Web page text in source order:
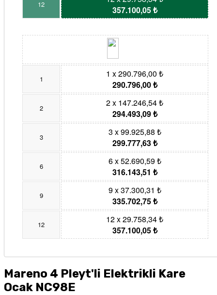
12
357.100,05 ₺
1
1 x 290.796,00 ₺
290.796,00 ₺
2
2 x 147.246,54 ₺
294.493,09 ₺
3
3 x 99.925,88 ₺
299.777,63 ₺
6
6 x 52.690,59 ₺
316.143,51 ₺
9
9 x 37.300,31 ₺
335.702,75 ₺
12
12 x 29.758,34 ₺
357.100,05 ₺
Mareno 4 Pleyt'li Elektrikli Kare
Ocak NC98E